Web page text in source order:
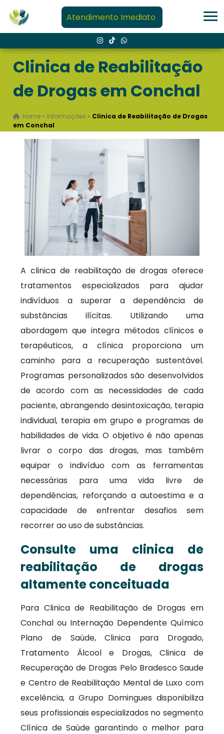
Atendimento Imediato
Clinica de Reabilitação
de Drogas em Conchal
Home » Informações » Clinica de Reabilitação de Drogas
em Conchal
A clinica de reabilitação de drogas oferece
tratamentos especializados para ajudar
indivíduos a superar a dependência de
substâncias ilícitas. Utilizando uma
abordagem que integra métodos clínicos e
terapêuticos, a clínica proporciona um
caminho para a recuperação sustentável.
Programas personalizados são desenvolvidos
de acordo com as necessidades de cada
paciente, abrangendo desintoxicação, terapia
individual, terapia em grupo e programas de
habilidades de vida. O objetivo é não apenas
livrar o corpo das drogas, mas também
equipar o indivíduo com as ferramentas
necessárias para uma vida livre de
dependências, reforçando a autoestima e a
capacidade de enfrentar desafios sem
recorrer ao uso de substâncias.
Consulte uma clinica de
reabilitação de drogas
altamente conceituada
Para Clinica de Reabilitação de Drogas em
Conchal ou Internação Dependente Químico
Plano de Saúde, Clinica para Drogado,
Tratamento Álcool e Drogas, Clinica de
Recuperação de Drogas Pelo Bradesco Saude
e Centro de Reabilitação Mental de Luxo com
excelência, a Grupo Domingues disponibiliza
seus profissionais especializados no segmento
Clínica de Saúde garantindo o melhor para